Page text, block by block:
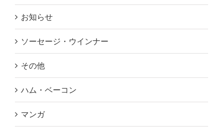
お知らせ
ソーセージ・ウインナー
その他
ハム・ベーコン
マンガ